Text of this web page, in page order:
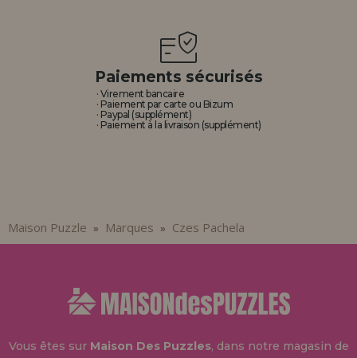
Paiements sécurisés
· Virement bancaire
· Paiement par carte ou Bizum
· Paypal (supplément)
· Paiement à la livraison (supplément)
Maison Puzzle » Marques » Czes Pachela
Vous êtes sur Maison Des Puzzles, dans notre magasin de